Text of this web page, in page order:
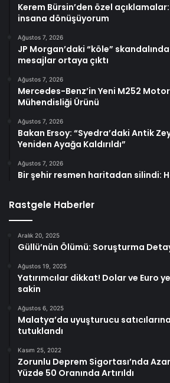
Kerem Bürsin’den özel
insana dönüşüyorum
Ağustos 7, 2026
JP Morgan’daki “köle”
mesajlar ortaya çıktı
Ağustos 7, 2026
Mercedes-Benz’in Yeni M252
Mühendisliği Ürünü
Ağustos 7, 2026
Bakan Ersoy: “Syedra’daki Antik
Yeniden Ayağa Kaldırıldı”
Ağustos 7, 2026
Bir şehir resmen haritadan silindi:
Rastgele Haberler
Aralık 20, 2025
Güllü’nün Ölümü: Soruşturma
Ağustos 19, 2025
Yatırımcılar dikkat! Dolar ve Euro
sakin
Ağustos 6, 2025
Malatya’da uyuşturucu
tutuklandı
Kasım 25, 2022
Zorunlu Deprem Sigortası’nda
Yüzde 50 Oranında Artırıldı